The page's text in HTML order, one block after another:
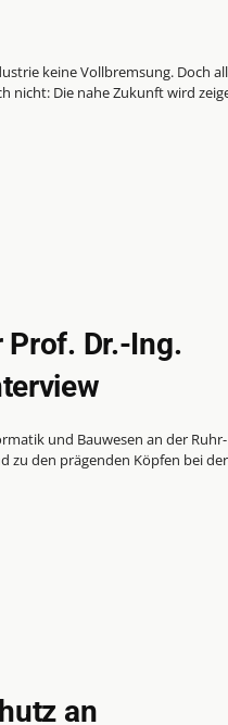
keine Vollbremsung. Doch
nicht: Die nahe Zukunft wird
Dr.-Ing.
und Bauwesen an der Ruhr-
zu den prägenden Köpfen bei der
an